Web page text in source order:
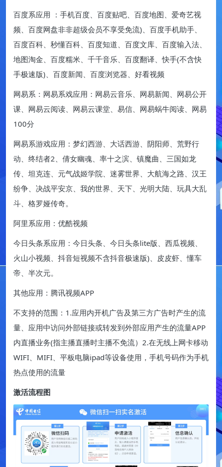
百度系应用 ：手机百度、百度贴吧、百度地图、爱奇艺视
频、百度网盘非非超级会员不享受免流)、百度手机助手、
百度百科、秒懂百科、百度知道、百度文库、百度输入法、
地图淘金、百度糯米、千千音乐、百度翻译、快手(不含快
手极速版)、百度新闻、百度浏览器、好看视频
网易系：网易系戏应用：网易云音乐、网易新闻、网易公开
课、网易云阅读、网易云课堂、易信、网易蜗牛阅读、网易
100分
网易系游戏应用：梦幻西游、大话西游、阴阳师、荒野行
动、终结者2、倩女幽魂、率十之滨、镇魔曲、三国如龙
传、坦克连、元气战姬学院、迷雾世界、大航海之路、汉王
纷争、决战平安京、我的世界、天下、光明大陆、玩具大乱
斗、格罗娅传奇。
阿里系应用：优酷视频
今日头条系应用：今日头条、今日头条lite版、西瓜视频、
火山小视频、抖音短视频不含抖音极速版)、皮皮虾、懂车
帝、半次元。
其他应用：腾讯视频APP
不支持的范围：1.应用内开机广告及第三方广告时产生的流
量、应用中访问外部链接或转发到外部应用产生的流量APP
内直播业务(指主播直播时主播不免流）2.在无线上网卡移动
WIFI、MIFI、平板电脑ipad等设备使用，手机号码作为手机
热点使用的流量
激活流程图